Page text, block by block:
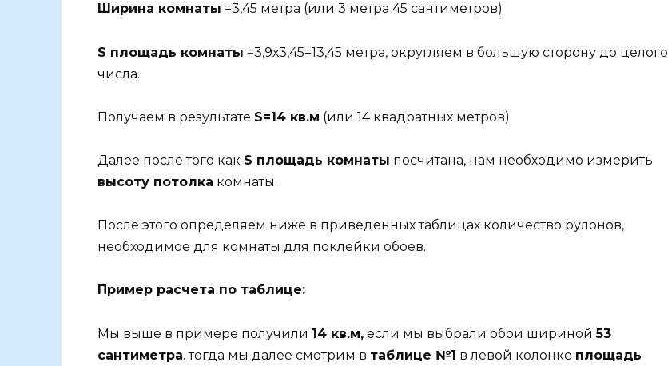
Ширина комнаты =3,45 метра (или 3 метра 45 сантиметров)
S площадь комнаты =3,9х3,45=13,45 метра, округляем в большую сторону до целого
числа.
Получаем в результате S=14 кв.м (или 14 квадратных метров)
Далее после того как S площадь комнаты посчитана, нам необходимо измерить
высоту потолка комнаты.
После этого определяем ниже в приведенных таблицах количество рулонов,
необходимое для комнаты для поклейки обоев.
Пример расчета по таблице:
Мы выше в примере получили 14 кв.м, если мы выбрали обои шириной53
сантиметра. тогда мы далее смотрим в таблице №1 в левой колонке площадь